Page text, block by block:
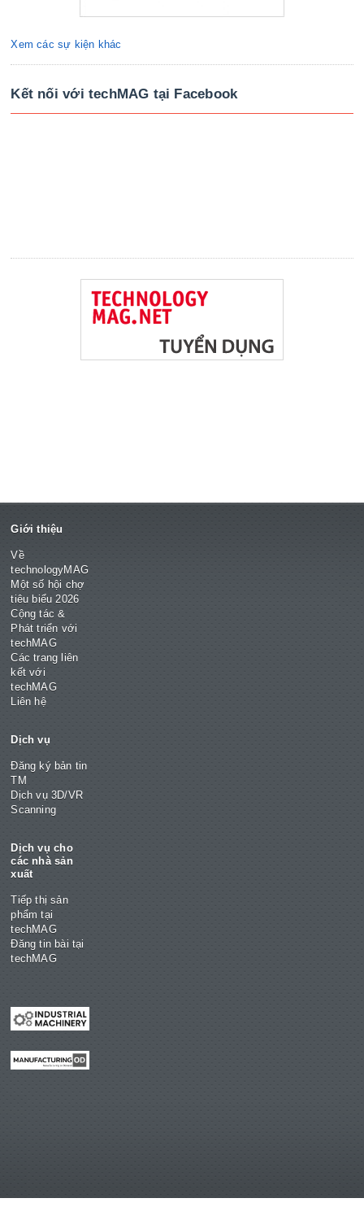
Xem các sự kiện khác
Kết nối với techMAG tại Facebook
Giới thiệu
Về
technologyMAG
Một số hội chợ
tiêu biểu 2026
Cộng tác &
Phát triển với
techMAG
Các trang liên
kết với
techMAG
Liên hệ
Dịch vụ
Đăng ký bản tin
TM
Dịch vụ 3D/VR
Scanning
Dịch vụ cho
các nhà sản
xuất
Tiếp thị sản
phẩm tại
techMAG
Đăng tin bài tại
techMAG